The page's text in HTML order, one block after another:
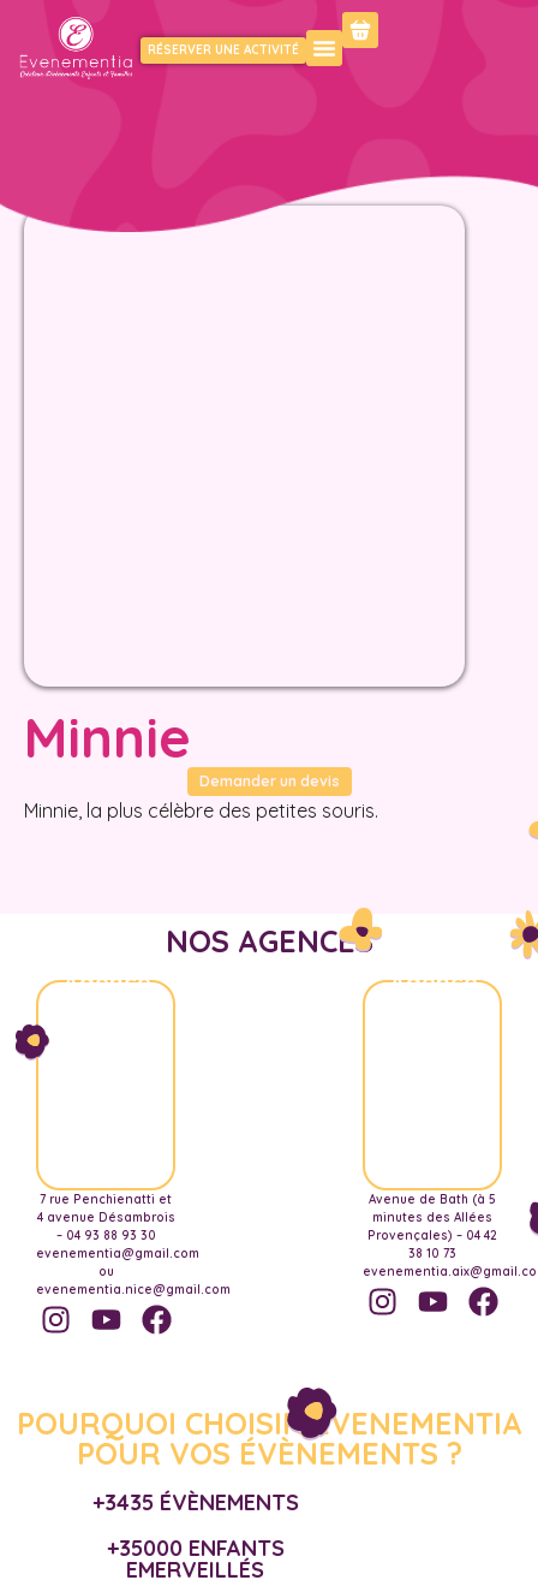
RÉSERVER UNE ACTIVITÉ
Minnie
Demander un devis
Minnie, la plus célèbre des petites souris.
NOS AGENCES
Agence
7 rue Penchienatti et
4 avenue Désambrois
– 04 93 88 93 30
evenementia@gmail.com
ou
evenementia.nice@gmail.com
Agence
Avenue de Bath (à 5
minutes des Allées
Provençales) – 04 42
38 10 73
POURQUOI CHOISIR EVENEMENTIA
POUR VOS ÉVÈNEMENTS ?
+3435 ÉVÈNEMENTS
+35000 ENFANTS
EMERVEILLÉS